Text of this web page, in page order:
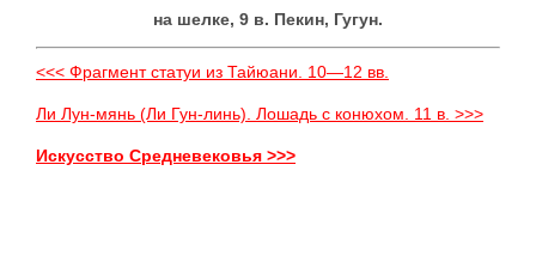
на шелке, 9 в. Пекин, Гугун.
<<< Фрагмент статуи из Тайюани. 10—12 вв.
Ли Лун-мянь (Ли Гун-линь). Лошадь с конюхом. 11 в. >>>
Искусство Средневековья >>>